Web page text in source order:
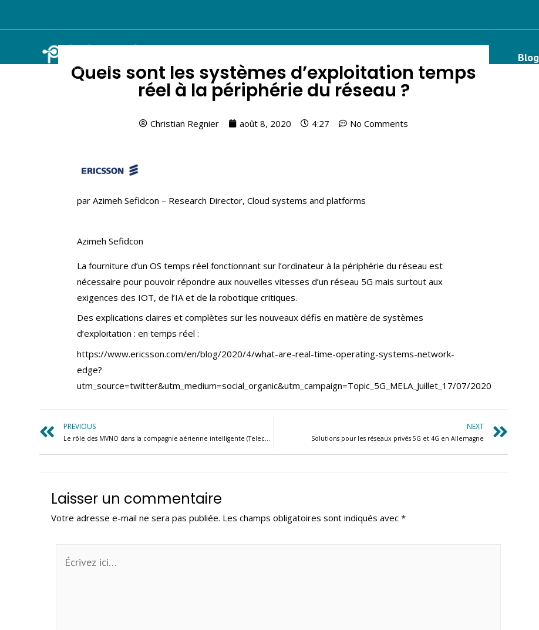
Blog
Quels sont les systèmes d’exploitation temps
réel à la périphérie du réseau ?
Christian Regnier août 8, 2020 4:27 No Comments
par Azimeh Sefidcon – Research Director, Cloud systems and platforms
Azimeh Sefidcon
La fourniture d’un OS temps réel fonctionnant sur l’ordinateur à la périphérie du réseau est
nécessaire pour pouvoir répondre aux nouvelles vitesses d’un réseau 5G mais surtout aux
exigences des IOT, de l’IA et de la robotique critiques.
Des explications claires et complètes sur les nouveaux défis en matière de systèmes
d’exploitation : en temps réel :
https://www.ericsson.com/en/blog/2020/4/what-are-real-time-operating-systems-network-
edge?
utm_source=twitter&utm_medium=social_organic&utm_campaign=Topic_5G_MELA_Juillet_17/07/2020
PREVIOUS
Le rôle des MVNO dans la compagnie aérienne intelligente (Telecoms.com)
NEXT
Solutions pour les réseaux privés 5G et 4G en Allemagne
Laisser un commentaire
Votre adresse e-mail ne sera pas publiée. Les champs obligatoires sont indiqués avec*